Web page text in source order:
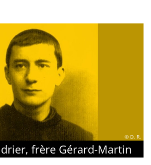
© D. R.
frère Gérard-Martin